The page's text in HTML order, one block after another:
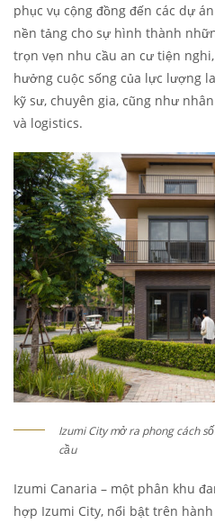
phục vụ cộng đồng đến các dự
nền tảng cho sự hình thành
trọn vẹn nhu cầu an cư tiện
hưởng cuộc sống của lực lượng
kỹ sư, chuyên gia, cũng như
và logistics.
Izumi City mở ra phong cách
cầu
Izumi Canaria – một phân khu
hợp Izumi City, nổi bật trên